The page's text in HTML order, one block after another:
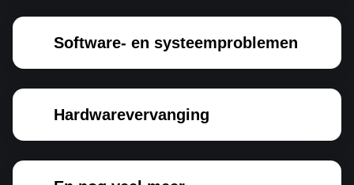
Software- en systeemproblemen
Hardwarevervanging